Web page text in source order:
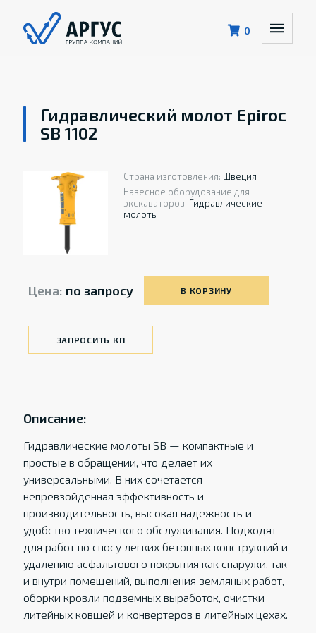
0
Гидравлический молот Epiroc
SB 1102
Страна изготовления: Швеция
Навесное оборудование для
экскаваторов: Гидравлические
молоты
Цена: по запросу В КОРЗИНУ
ЗАПРОСИТЬ КП
Описание:
Гидравлические молоты SB — компактные и
простые в обращении, что делает их
универсальными. В них сочетается
непревзойденная эффективность и
производительность, высокая надежность и
удобство технического обслуживания. Подходят
для работ по сносу легких бетонных конструкций и
удалению асфальтового покрытия как снаружи, так
и внутри помещений, выполнения земляных работ,
оборки кровли подземных выработок, очистки
литейных ковшей и конвертеров в литейных цехах.